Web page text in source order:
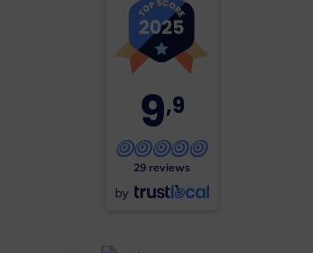
9,9
29 reviews
by